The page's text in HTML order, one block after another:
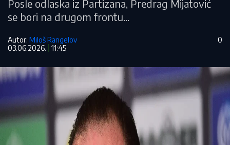
Posle odlaska iz Partizana, Predrag Mijatović
se bori na drugom frontu...
Autor: Miloš Rangelov
03.06.2026.
11:45
0